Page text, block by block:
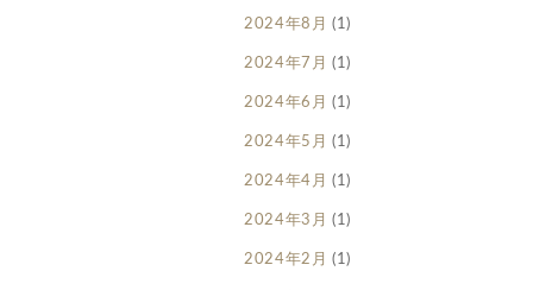
2024年8月 (1)
2024年7月 (1)
2024年6月 (1)
2024年5月 (1)
2024年4月 (1)
2024年3月 (1)
2024年2月 (1)